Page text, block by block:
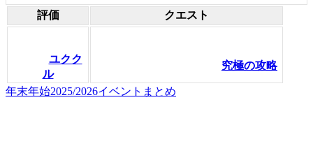
評価 クエスト
ユクク
ル
究極の攻略
年末年始2025/2026イベントまとめ